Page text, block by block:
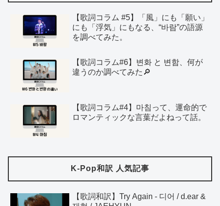
【歌詞コラム #5】「風」にも「願い」
にも「浮気」にもなる、“바람”の語源
を調べてみた。
【歌詞コラム#6】변화 と 변함、何が
違うのか調べてみた🔎
【歌詞コラム#4】마침って、運命的で
ロマンティックな言葉だよねって話。
K-Pop和訳 人気記事
【歌詞和訳】Try Again - 디어 / d.ear &